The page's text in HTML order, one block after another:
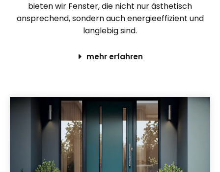
bieten wir Fenster, die nicht nur ästhetisch
ansprechend, sondern auch energieeffizient und
langlebig sind.
mehr erfahren